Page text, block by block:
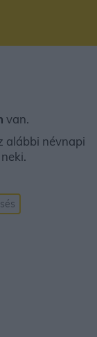
van.
alábbi névnapi